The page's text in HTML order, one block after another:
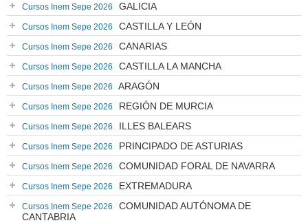
Cursos Inem Sepe 2026 GALICIA
Cursos Inem Sepe 2026 CASTILLA Y LEÓN
Cursos Inem Sepe 2026 CANARIAS
Cursos Inem Sepe 2026 CASTILLA LA MANCHA
Cursos Inem Sepe 2026 ARAGÓN
Cursos Inem Sepe 2026 REGIÓN DE MURCIA
Cursos Inem Sepe 2026 ILLES BALEARS
Cursos Inem Sepe 2026 PRINCIPADO DE ASTURIAS
Cursos Inem Sepe 2026 COMUNIDAD FORAL DE NAVARRA
Cursos Inem Sepe 2026 EXTREMADURA
Cursos Inem Sepe 2026
COMUNIDAD AUTÓNOMA DE
CANTABRIA